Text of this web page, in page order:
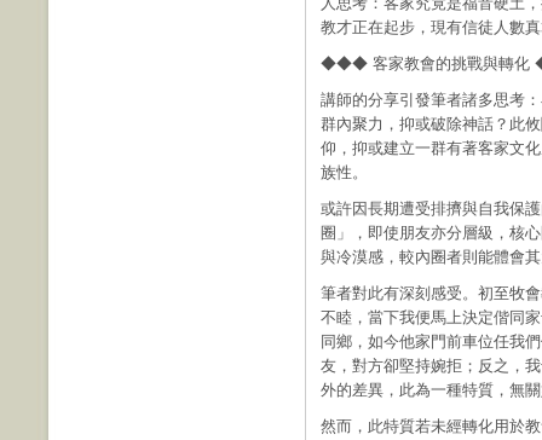
教才正在起步，現有信徒人數
◆◆◆ 客家教會的挑戰與轉
講師的分享引發筆者諸多思考
群內聚力，抑或破除神話？此
仰，抑或建立一群有著客家文
族性。
或許因長期遭受排擠與自我保
圈」，即使朋友亦分層級，核
與冷漠感，較內圈者則能體會
筆者對此有深刻感受。初至牧
不睦，當下我便馬上決定偕同
同鄉，如今他家門前車位任我
友，對方卻堅持婉拒；反之，
外的差異，此為一種特質，無
然而，此特質若未經轉化用於